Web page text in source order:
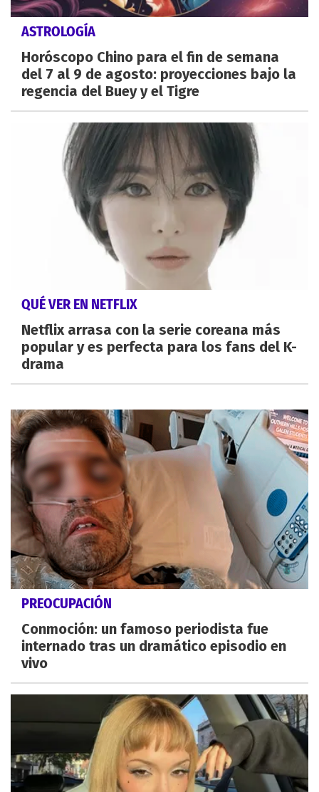
ASTROLOGÍA
Horóscopo Chino para el fin de semana
del 7 al 9 de agosto: proyecciones bajo la
regencia del Buey y el Tigre
QUÉ VER EN NETFLIX
Netflix arrasa con la serie coreana más
popular y es perfecta para los fans del K-
drama
PREOCUPACIÓN
Conmoción: un famoso periodista fue
internado tras un dramático episodio en
vivo